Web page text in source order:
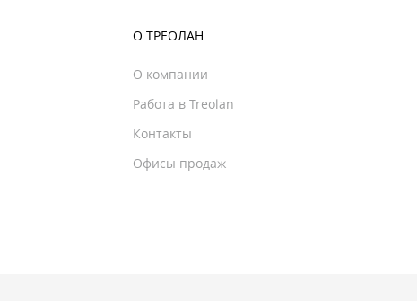
О ТРЕОЛАН
О компании
Работа в Treolan
Контакты
Офисы продаж